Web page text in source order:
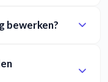
bewerken?